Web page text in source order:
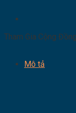
Tham Gia Cộng Đồng
Mô tả